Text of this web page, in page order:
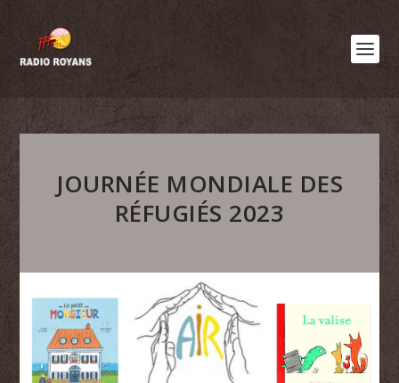
JOURNÉE MONDIALE DES
RÉFUGIÉS 2023